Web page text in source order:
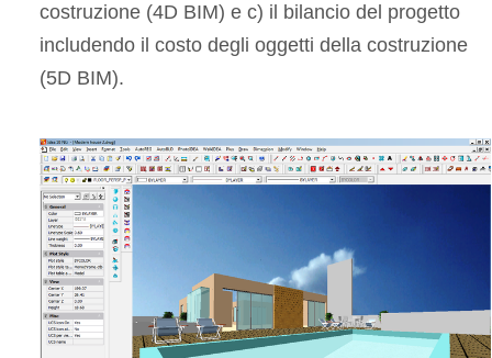
costruzione (4D BIM) e c) il bilancio del progetto
includendo il costo degli oggetti della costruzione
(5D BIM).